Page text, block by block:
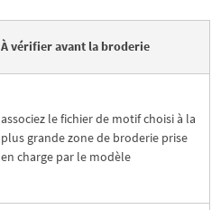
À vérifier avant la broderie
associez le fichier de motif choisi à la
plus grande zone de broderie prise
en charge par le modèle